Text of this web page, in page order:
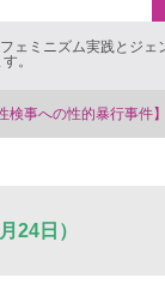
ミニズム実践とジェ
。
検事を支援する会事務局
24日）